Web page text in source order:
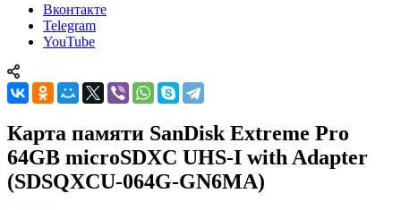
Вконтакте
Telegram
YouTube
Карта памяти SanDisk Extreme Pro
64GB microSDXC UHS-I with Adapter
(SDSQXCU-064G-GN6MA)